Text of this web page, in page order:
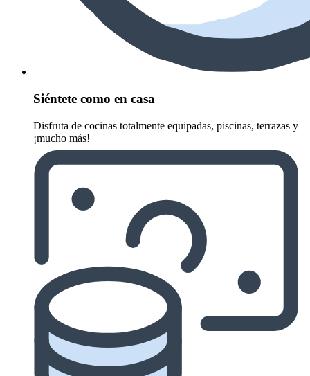
Siéntete como en casa
Disfruta de cocinas totalmente equipadas, piscinas, terrazas y
¡mucho más!